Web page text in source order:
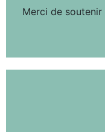
Merci de soutenir